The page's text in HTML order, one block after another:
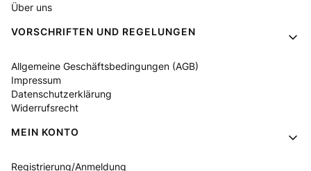
Über uns
VORSCHRIFTEN UND REGELUNGEN
Allgemeine Geschäftsbedingungen (AGB)
Impressum
Datenschutzerklärung
Widerrufsrecht
MEIN KONTO
Registrierung/Anmeldung